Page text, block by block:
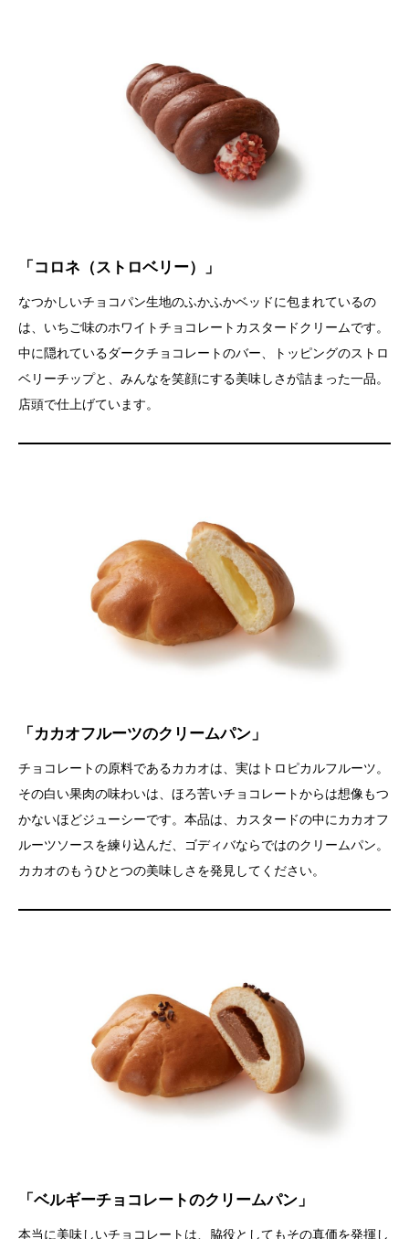
「コロネ（ストロベリー）」
なつかしいチョコパン生地のふかふかベッドに包まれているの
は、いちご味のホワイトチョコレートカスタードクリームです。
中に隠れているダークチョコレートのバー、トッピングのストロ
ベリーチップと、みんなを笑顔にする美味しさが詰まった一品。
店頭で仕上げています。
「カカオフルーツのクリームパン」
チョコレートの原料であるカカオは、実はトロピカルフルーツ。
その白い果肉の味わいは、ほろ苦いチョコレートからは想像もつ
かないほどジューシーです。本品は、カスタードの中にカカオフ
ルーツソースを練り込んだ、ゴディバならではのクリームパン。
カカオのもうひとつの美味しさを発見してください。
「ベルギーチョコレートのクリームパン」
本当に美味しいチョコレートは、脇役としてもその真価を発揮し